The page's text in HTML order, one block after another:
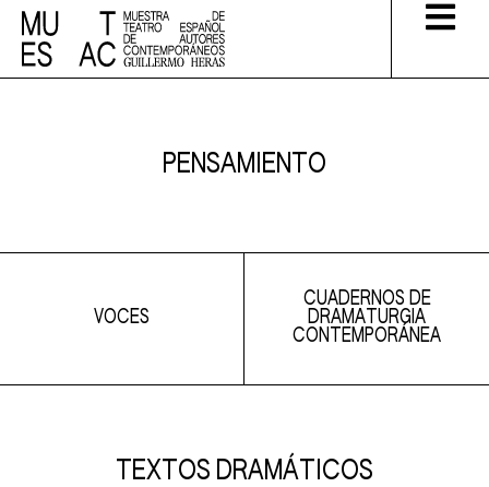
PENSAMIENTO
VOCES
CUADERNOS DE
DRAMATURGIA
CONTEMPORÁNEA
TEXTOS DRAMÁTICOS